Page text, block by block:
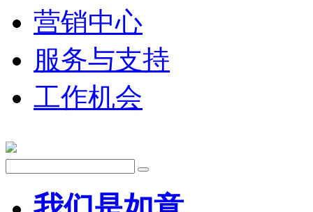
营销中心
服务与支持
工作机会